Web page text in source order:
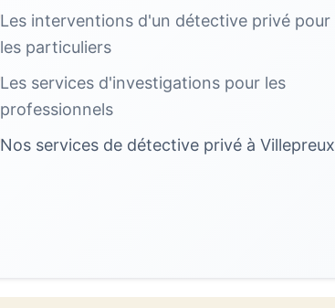
Les interventions d'un détective privé pour
les particuliers
Les services d'investigations pour les
professionnels
Nos services de détective privé à Villepreux